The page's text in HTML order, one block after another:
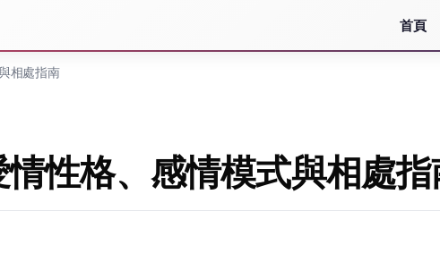
首頁
相處指南
性格、感情模式與相處